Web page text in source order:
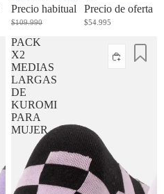
Precio de oferta
$54.995
Precio habitual
$109.990
PACK
X2
MEDIAS
LARGAS
DE
KUROMI
PARA
MUJER